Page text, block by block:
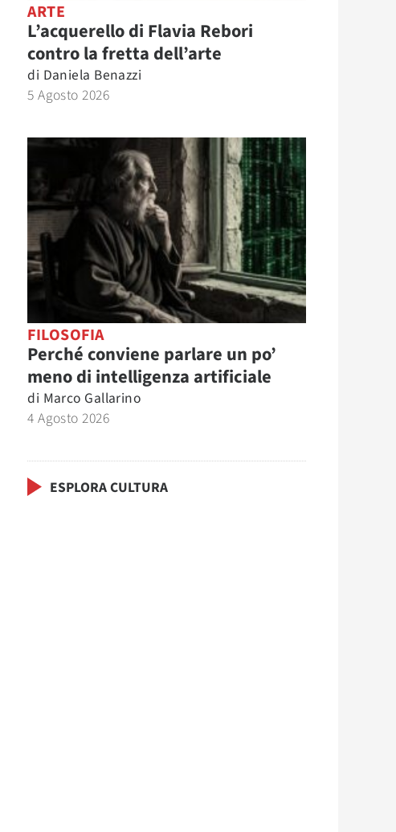
ARTE
L’acquerello di Flavia Rebori
contro la fretta dell’arte
di Daniela Benazzi
5 Agosto 2026
FILOSOFIA
Perché conviene parlare un po’
meno di intelligenza artificiale
di Marco Gallarino
4 Agosto 2026
ESPLORA CULTURA